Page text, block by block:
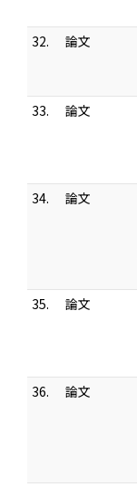
32. 論文
33.
論文
34.
論文
35.
論文
36.
論文